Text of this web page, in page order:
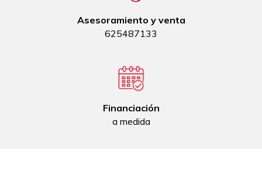
Asesoramiento y venta
625487133
Financiación
a medida